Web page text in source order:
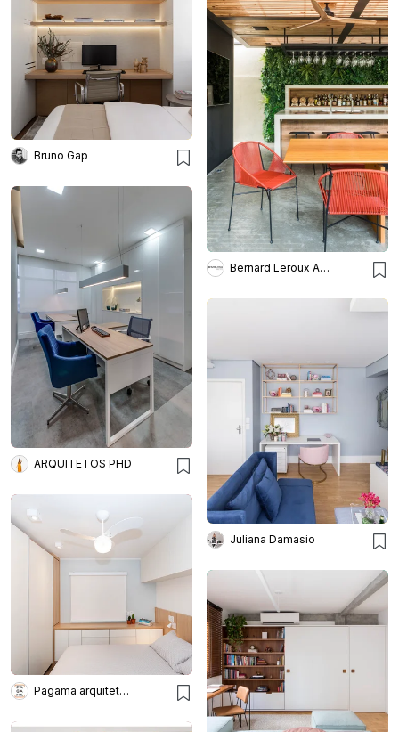
Bruno Gap
Bernard Leroux Arquitetos
ARQUITETOS PHD
Juliana Damasio
Pagama arquitetura + design